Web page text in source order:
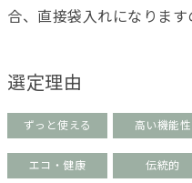
合、直接袋入れになります
選定理由
ずっと使える 高い機能性
エコ・健康 伝統的